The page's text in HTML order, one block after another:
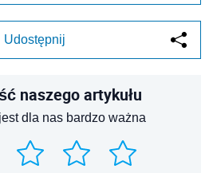
Udostępnij
naszego artykułu
dla nas bardzo ważna